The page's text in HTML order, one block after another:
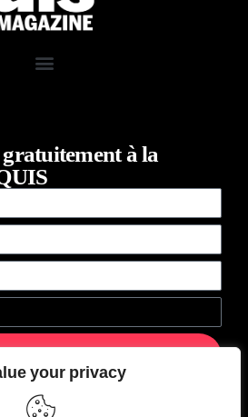
your privacy
à la